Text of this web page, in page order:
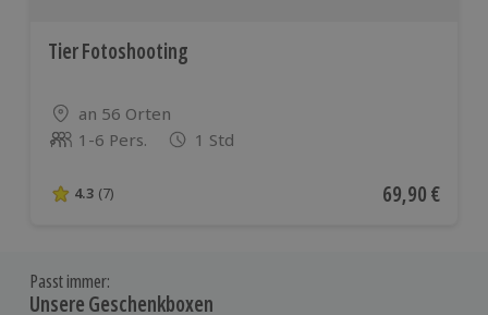
Tier Fotoshooting
Standort
an 56 Orten
Anzahl der Teilnehmer
1-6 Pers. 1 Std
4.3 von 5 Sternen basierend auf 7 Bewertungen
4.3 (7) Aktueller
69,90 €
Passt immer:
Unsere Geschenkboxen